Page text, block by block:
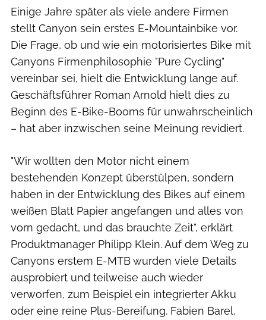
Einige Jahre später als viele andere Firmen
stellt Canyon sein erstes E-Mountainbike vor.
Die Frage, ob und wie ein motorisiertes Bike mit
Canyons Firmenphilosophie "Pure Cycling"
vereinbar sei, hielt die Entwicklung lange auf.
Geschäftsführer Roman Arnold hielt dies zu
Beginn des E-Bike-Booms für unwahrscheinlich
– hat aber inzwischen seine Meinung revidiert.
"Wir wollten den Motor nicht einem
bestehenden Konzept überstülpen, sondern
haben in der Entwicklung des Bikes auf einem
weißen Blatt Papier angefangen und alles von
vorn gedacht, und das brauchte Zeit", erklärt
Produktmanager Philipp Klein. Auf dem Weg zu
Canyons erstem E-MTB wurden viele Details
ausprobiert und teilweise auch wieder
verworfen, zum Beispiel ein integrierter Akku
oder eine reine Plus-Bereifung. Fabien Barel,